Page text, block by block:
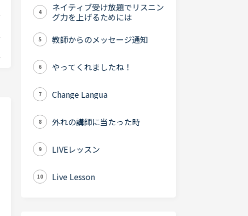
4
ネイティブ受け放題でリスニン
グ力を上げるためには
5 教師からのメッセージ通知
6 やってくれましたね！
7 Change Langua
8 外れの講師に当たった時
9 LIVEレッスン
10 Live Lesson